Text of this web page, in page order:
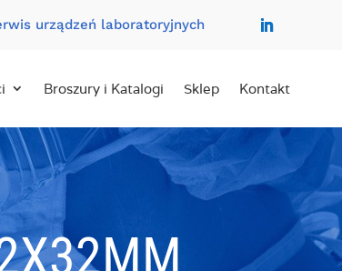
urządzeń laboratoryjnych
Broszury i Katalogi Sklep Kontakt